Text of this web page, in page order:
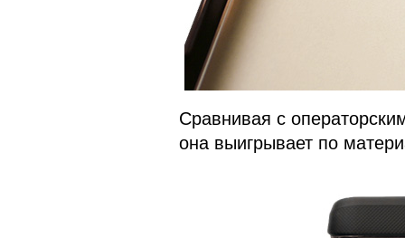
Сравнивая с
она выигрывает по